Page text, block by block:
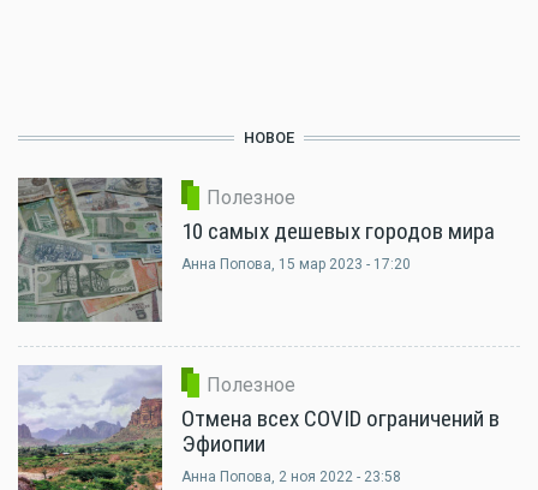
НОВОЕ
Полезное
10 самых дешевых городов мира
Анна Попова, 15 мар 2023 - 17:20
Полезное
Отмена всех COVID ограничений в
Эфиопии
Анна Попова, 2 ноя 2022 - 23:58